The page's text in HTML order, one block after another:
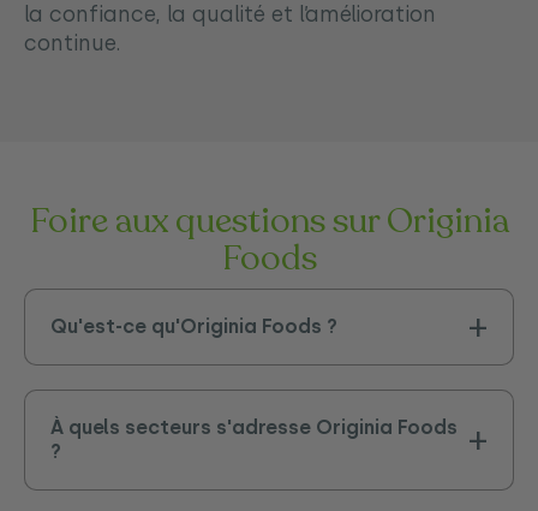
la confiance, la qualité et l’amélioration
continue.
Foire aux questions sur Originia
Foods
Qu'est-ce qu'Originia Foods ?
À quels secteurs s'adresse Originia Foods
?